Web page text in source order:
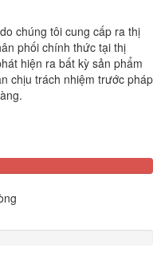
chúng tôi cung cấp ra thị
phối chính thức tại thị
hiện ra bất kỳ sản phẩm
chịu trách nhiệm trước pháp